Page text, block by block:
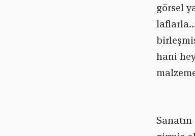
görsel
hani